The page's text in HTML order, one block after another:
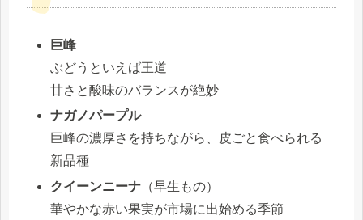
巨峰
ぶどうといえば王道
甘さと酸味のバランスが絶妙
ナガノパープル
巨峰の濃厚さを持ちながら、皮ごと食べられる
新品種
クイーンニーナ （早生もの）
華やかな赤い果実が市場に出始める季節